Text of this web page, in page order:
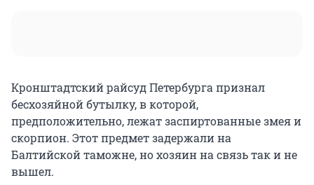
Кронштадтский райсуд Петербурга признал
бесхозяйной бутылку, в которой,
предположительно, лежат заспиртованные змея и
скорпион. Этот предмет задержали на
Балтийской таможне, но хозяин на связь так и не
вышел.